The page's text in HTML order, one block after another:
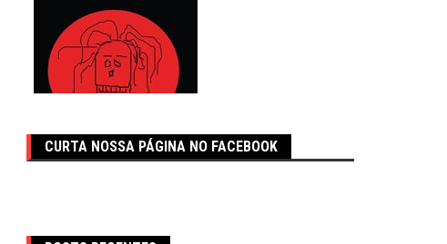
CURTA NOSSA PÁGINA NO FACEBOOK